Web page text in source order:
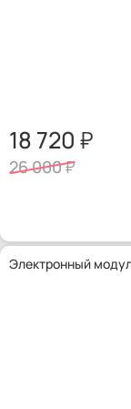
18 720
26 000
Электронный